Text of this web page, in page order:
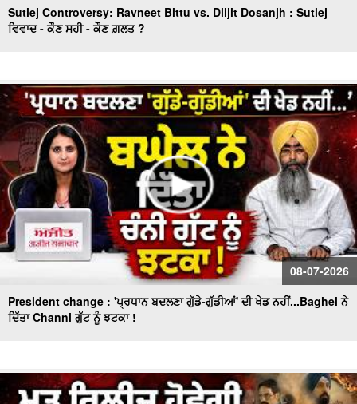
Sutlej Controversy: Ravneet Bittu vs. Diljit Dosanjh : Sutlej
ਵਿਵਾਦ - ਕੌਣ ਸਹੀ - ਕੌਣ ਗ਼ਲਤ ?
08-07-2026
President change : 'ਪ੍ਰਧਾਨ ਬਦਲਣਾ ਗੁੱਡੇ-ਗੁੱਡੀਆਂ' ਦੀ ਖੇਡ ਨਹੀਂ...Baghel ਨੇ
ਦਿੱਤਾ Channi ਗੁੱਟ ਨੂੰ ਝਟਕਾ !